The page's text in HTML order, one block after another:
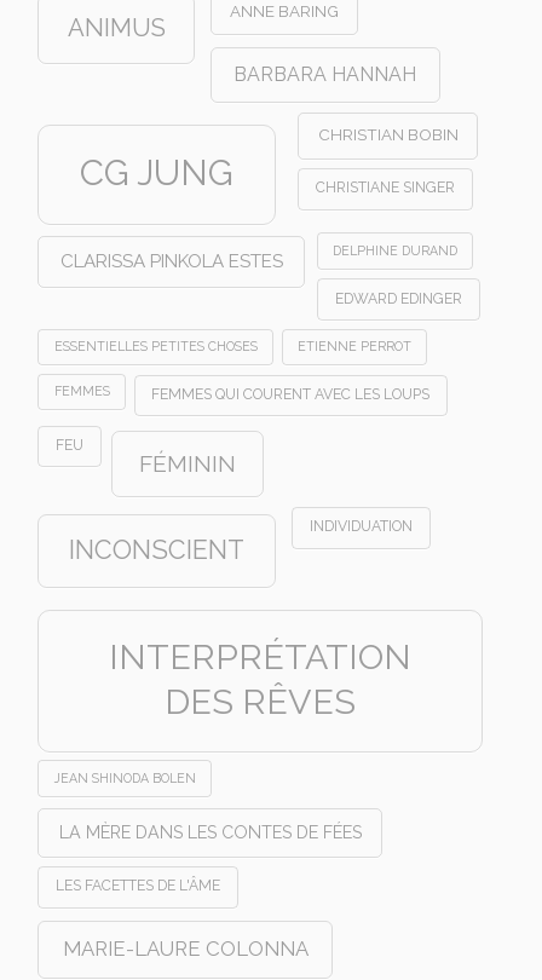
ANIMUS
ANNE BARING
BARBARA HANNAH
CG JUNG
CHRISTIAN BOBIN
CHRISTIANE SINGER
CLARISSA PINKOLA ESTES DELPHINE DURAND
EDWARD EDINGER
ESSENTIELLES PETITES CHOSES ETIENNE PERROT
FEMMES FEMMES QUI COURENT AVEC LES LOUPS
FEU
FÉMININ
INCONSCIENT
INDIVIDUATION
INTERPRÉTATION
DES RÊVES
JEAN SHINODA BOLEN
LA MÈRE DANS LES CONTES DE FÉES
LES FACETTES DE L'ÂME
MARIE-LAURE COLONNA